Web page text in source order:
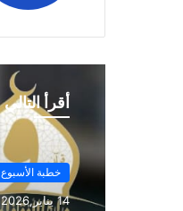
أقرأ التالي
خطبة الأسبوع
14 يناير,2026